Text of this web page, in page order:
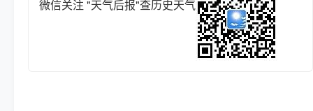
微信关注 "天气后报"查历史天气